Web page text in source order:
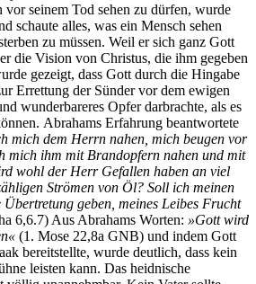
vor seinem Tod sehen zu dürfen, wurde
schaute alles, was ein Mensch sehen
zu müssen. Weil er sich ganz Gott
die Vision von Christus, die ihm gegeben
gezeigt, dass Gott durch die Hingabe
Errettung der Sünder vor dem ewigen
wunderbareres Opfer darbrachte, als es
Abrahams Erfahrung beantwortete
mich dem Herrn nahen, mich beugen vor
mich ihm mit Brandopfern nahen und mit
wohl der Herr Gefallen haben an viel
Strömen von Öl? Soll ich meinen
geben, meines Leibes Frucht
6,6.7) Aus Abrahams Worten: »Gott wird
(1. Mose 22,8a GNB) und indem Gott
bereitstellte, wurde deutlich, dass kein
leisten kann. Das heidnische